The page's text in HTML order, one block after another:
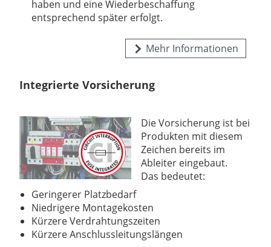
haben und eine Wiederbeschaffung
entsprechend später erfolgt.
Mehr Informationen
Integrierte Vorsicherung
Die Vorsicherung ist bei
Produkten mit diesem
Zeichen bereits im
Ableiter eingebaut.
Das bedeutet:
Geringerer Platzbedarf
Niedrigere Montagekosten
Kürzere Verdrahtungszeiten
Kürzere Anschlussleitungslängen